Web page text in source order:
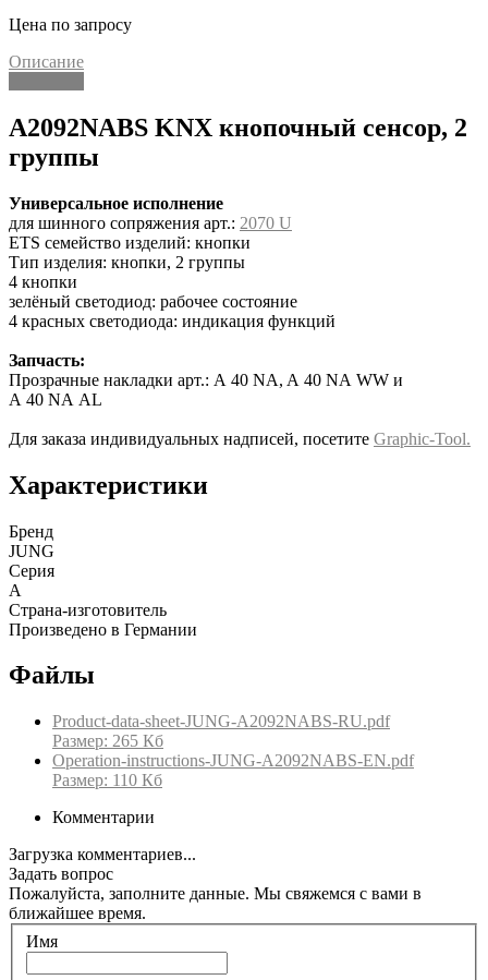
Цена по запросу
Описание
A2092NABS KNX кнопочный сенсор, 2
группы
Универсальное исполнение
для шинного сопряжения арт.: 2070 U
ETS семейство изделий: кнопки
Тип изделия: кнопки, 2 группы
4 кнопки
зелёный светодиод: рабочее состояние
4 красных светодиода: индикация функций
Запчасть:
Прозрачные накладки арт.: A 40 NA, A 40 NA WW и
A 40 NA AL
Для заказа индивидуальных надписей, посетите Graphic-Tool.
Характеристики
Бренд
JUNG
Серия
A
Страна-изготовитель
Произведено в Германии
Файлы
Product-data-sheet-JUNG-A2092NABS-RU.pdf
Размер: 265 Кб
Operation-instructions-JUNG-A2092NABS-EN.pdf
Размер: 110 Кб
Комментарии
Загрузка комментариев...
Задать вопрос
Пожалуйста, заполните данные. Мы свяжемся с вами в
ближайшее время.
Имя